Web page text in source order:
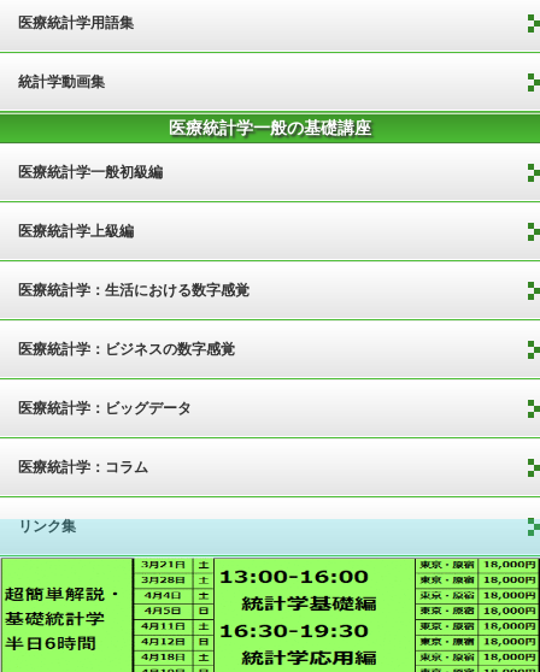
医療統計学用語集
統計学動画集
医療統計学一般の基礎講座
医療統計学一般初級編
医療統計学上級編
医療統計学：生活における数字感覚
医療統計学：ビジネスの数字感覚
医療統計学：ビッグデータ
医療統計学：コラム
リンク集